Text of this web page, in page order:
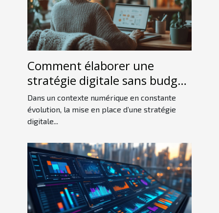
Comment élaborer une
stratégie digitale sans budget
conséquent ?
Dans un contexte numérique en constante
évolution, la mise en place d’une stratégie
digitale...